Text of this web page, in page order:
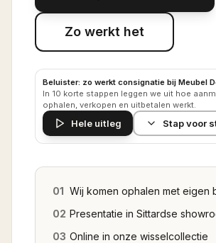
Zo werkt het
Beluister: zo werkt consignatie bij Meubel
In 10 korte stappen leggen we uit hoe
ophalen, verkopen en uitbetalen werkt.
Hele uitleg Stap voor
01 Wij komen ophalen met eigen
02 Presentatie in Sittardse
03 Online in onze wisselcollectie